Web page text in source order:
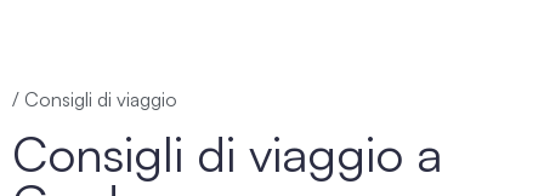
/ Consigli di viaggio
Consigli di viaggio a